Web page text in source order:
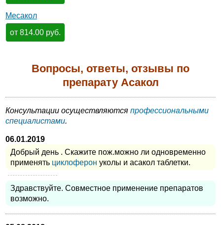
Месакол
от 814.00 руб.
Вопросы, ответы, отзывы по
препарату Асакол
Консультации осуществляются профессиональными
специалистами.
06.01.2019
Добрый день . Скажите пож.можно ли одновременно
применять циклоферон уколы и асакол таблетки.
Здравствуйте. Совместное применение препаратов
возможно.